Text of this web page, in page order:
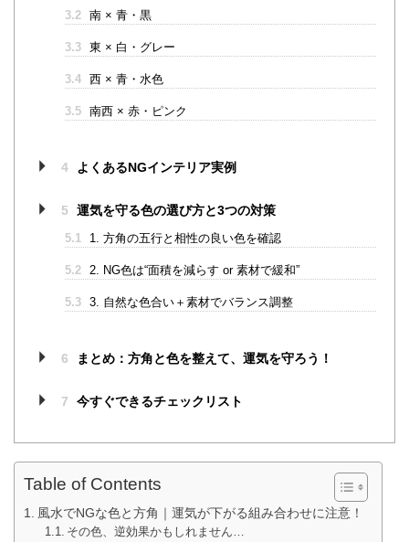
3.2 南 × 青・黒
3.3 東 × 白・グレー
3.4 西 × 青・水色
3.5 南西 × 赤・ピンク
4 よくあるNGインテリア実例
5 運気を守る色の選び方と3つの対策
5.1 1. 方角の五行と相性の良い色を確認
5.2 2. NG色は“面積を減らす or 素材で緩和”
5.3 3. 自然な色合い＋素材でバランス調整
6 まとめ：方角と色を整えて、運気を守ろう！
7 今すぐできるチェックリスト
Table of Contents
風水でNGな色と方角｜運気が下がる組み合わせに注意！
その色、逆効果かもしれません…